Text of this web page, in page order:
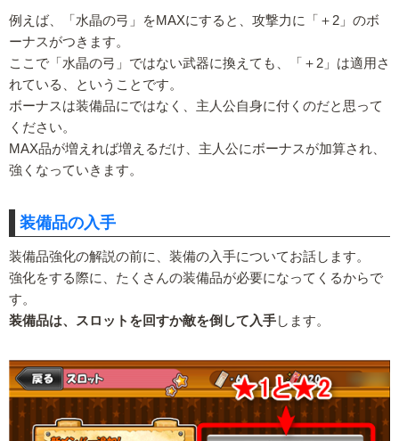
例えば、「水晶の弓」をMAXにすると、攻撃力に「＋2」のボ
ーナスがつきます。
ここで「水晶の弓」ではない武器に換えても、「＋2」は適用さ
れている、ということです。
ボーナスは装備品にではなく、主人公自身に付くのだと思って
ください。
MAX品が増えれば増えるだけ、主人公にボーナスが加算され、
強くなっていきます。
装備品の入手
装備品強化の解説の前に、装備の入手についてお話します。
強化をする際に、たくさんの装備品が必要になってくるからで
す。
装備品は、スロットを回すか敵を倒して入手します。